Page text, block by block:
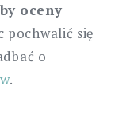
oceny
pochwalić się
o
.